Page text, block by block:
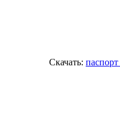
Скачать: паспорт